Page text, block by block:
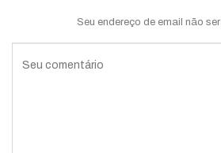
Seu endereço de email não